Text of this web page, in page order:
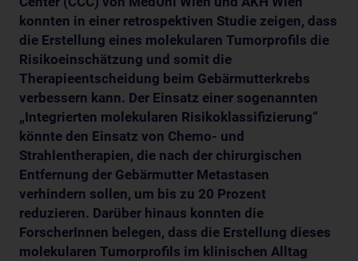
konnten in einer retrospektiven Studie zeigen, dass
die Erstellung eines molekularen Tumorprofils die
Risikoeinschätzung und somit die
Therapieentscheidung beim Gebärmutterkrebs
verbessern kann. Der Einsatz einer sogenannten
„Integrierten molekularen Risikoklassifizierung“
könnte den Einsatz von Chemo- und
Strahlentherapien, die nach der chirurgischen
Entfernung der Gebärmutter Metastasen
verhindern sollen, um bis zu 20 Prozent
reduzieren. Darüber hinaus konnten die
ForscherInnen belegen, dass die Erstellung dieses
molekularen Tumorprofils im klinischen Alltag